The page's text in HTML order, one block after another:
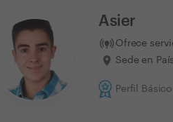
Asier
Ofrece
Sede en
Perfil Básico